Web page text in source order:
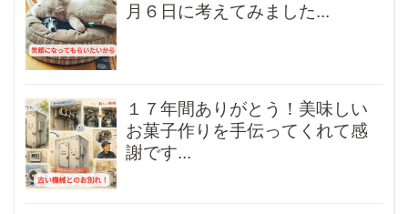
月６日に考えてみました...
１７年間ありがとう！美味しい
お菓子作りを手伝ってくれて感
謝です...